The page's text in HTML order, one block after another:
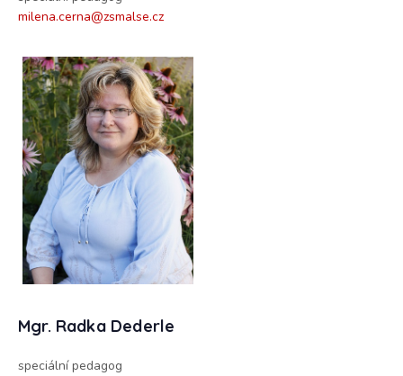
milena.cerna@zsmalse.cz
Mgr. Radka Dederle
speciální pedagog